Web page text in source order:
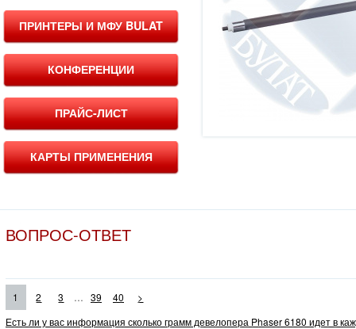
ПРИНТЕРЫ И МФУ BULAT
КОНФЕРЕНЦИИ
ПРАЙС-ЛИСТ
КАРТЫ ПРИМЕНЕНИЯ
ВОПРОС-ОТВЕТ
1 2 3 ... 39 40
>
Есть ли у вас информация сколько грамм девелопера Phaser 6180 идет в